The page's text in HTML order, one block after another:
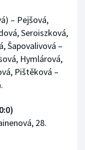
– Pejšová,
Seroiszková,
Šapovalivová –
Hymlárová,
Pištěková –
28.